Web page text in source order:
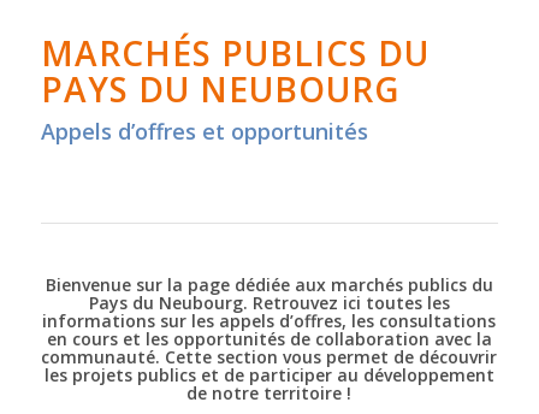
MARCHÉS PUBLICS DU
PAYS DU NEUBOURG
Appels d’offres et opportunités
Bienvenue sur la page dédiée aux marchés publics du
Pays du Neubourg. Retrouvez ici toutes les
informations sur les appels d’offres, les consultations
en cours et les opportunités de collaboration avec la
communauté. Cette section vous permet de découvrir
les projets publics et de participer au développement
de notre territoire !